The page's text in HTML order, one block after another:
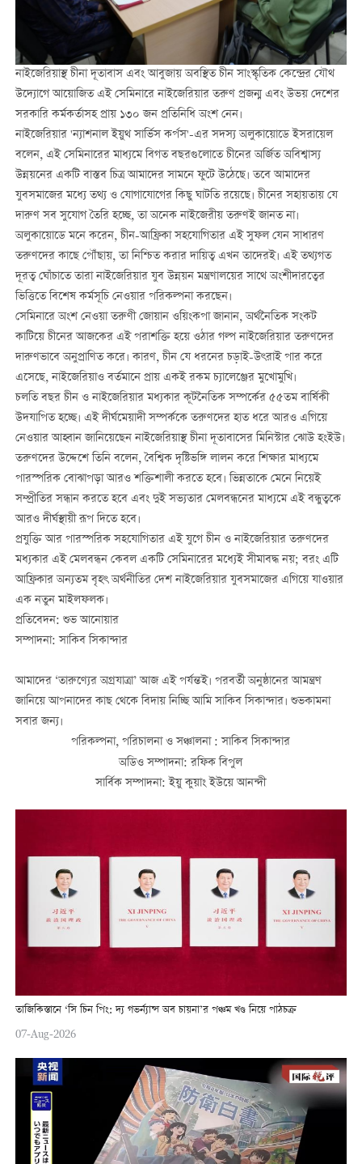
নাইজেরিয়াস্থ চীনা দূতাবাস এবং আবুজায় অবস্থিত চীন সাংস্কৃতিক কেন্দ্রের যৌথ
উদ্যোগে আয়োজিত এই সেমিনারে নাইজেরিয়ার তরুণ প্রজন্ম এবং উভয় দেশের
সরকারি কর্মকর্তাসহ প্রায় ১৩০ জন প্রতিনিধি অংশ নেন।
নাইজেরিয়ার 'ন্যাশনাল ইয়ুথ সার্ভিস কর্পস'-এর সদস্য অলুকায়োডে ইসরায়েল
বলেন, এই সেমিনারের মাধ্যমে বিগত বছরগুলোতে চীনের অর্জিত অবিশ্বাস্য
উন্নয়নের একটি বাস্তব চিত্র আমাদের সামনে ফুটে উঠেছে। তবে আমাদের
যুবসমাজের মধ্যে তথ্য ও যোগাযোগের কিছু ঘাটতি রয়েছে। চীনের সহায়তায় যে
দারুণ সব সুযোগ তৈরি হচ্ছে, তা অনেক নাইজেরীয় তরুণই জানত না।
অলুকায়োডে মনে করেন, চীন-আফ্রিকা সহযোগিতার এই সুফল যেন সাধারণ
তরুণদের কাছে পৌঁছায়, তা নিশ্চিত করার দায়িত্ব এখন তাদেরই। এই তথ্যগত
দূরত্ব ঘোঁচাতে তারা নাইজেরিয়ার যুব উন্নয়ন মন্ত্রণালয়ের সাথে অংশীদারত্বের
ভিত্তিতে বিশেষ কর্মসূচি নেওয়ার পরিকল্পনা করছেন।
সেমিনারে অংশ নেওয়া তরুণী জোয়ান ওয়িংকপা জানান, অর্থনৈতিক সংকট
কাটিয়ে চীনের আজকের এই পরাশক্তি হয়ে ওঠার গল্প নাইজেরিয়ার তরুণদের
দারুণভাবে অনুপ্রাণিত করে। কারণ, চীন যে ধরনের চড়াই-উৎরাই পার করে
এসেছে, নাইজেরিয়াও বর্তমানে প্রায় একই রকম চ্যালেঞ্জের মুখোমুখি।
চলতি বছর চীন ও নাইজেরিয়ার মধ্যকার কূটনৈতিক সম্পর্কের ৫৫তম বার্ষিকী
উদযাপিত হচ্ছে। এই দীর্ঘমেয়াদী সম্পর্ককে তরুণদের হাত ধরে আরও এগিয়ে
নেওয়ার আহ্বান জানিয়েছেন নাইজেরিয়াস্থ চীনা দূতাবাসের মিনিস্টার ঝোউ হংইউ।
তরুণদের উদ্দেশে তিনি বলেন, বৈশ্বিক দৃষ্টিভঙ্গি লালন করে শিক্ষার মাধ্যমে
পারস্পরিক বোঝাপড়া আরও শক্তিশালী করতে হবে। ভিন্নতাকে মেনে নিয়েই
সম্প্রীতির সন্ধান করতে হবে এবং দুই সভ্যতার মেলবন্ধনের মাধ্যমে এই বন্ধুত্বকে
আরও দীর্ঘস্থায়ী রূপ দিতে হবে।
প্রযুক্তি আর পারস্পরিক সহযোগিতার এই যুগে চীন ও নাইজেরিয়ার তরুণদের
মধ্যকার এই মেলবন্ধন কেবল একটি সেমিনারের মধ্যেই সীমাবদ্ধ নয়; বরং এটি
আফ্রিকার অন্যতম বৃহৎ অর্থনীতির দেশ নাইজেরিয়ার যুবসমাজের এগিয়ে যাওয়ার
এক নতুন মাইলফলক।
প্রতিবেদন: শুভ আনোয়ার
সম্পাদনা: সাকিব সিকান্দার
আমাদের ‘তারুণ্যের অগ্রযাত্রা’ আজ এই পর্যন্তই। পরবর্তী অনুষ্ঠানের আমন্ত্রণ
জানিয়ে আপনাদের কাছ থেকে বিদায় নিচ্ছি আমি সাকিব সিকান্দার। শুভকামনা
সবার জন্য।
পরিকল্পনা, পরিচালনা ও সঞ্চালনা : সাকিব সিকান্দার
অডিও সম্পাদনা: রফিক বিপুল
সার্বিক সম্পাদনা: ইয়ু কুয়াং ইউয়ে আনন্দী
তাজিকিস্তানে ‘সি চিন পিং: দ্য গভর্ন্যান্স অব চায়না’র পঞ্চম খণ্ড নিয়ে পাঠচক্র
07-Aug-2026